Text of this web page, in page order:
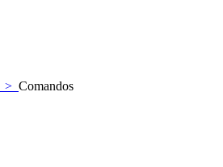
> Comandos